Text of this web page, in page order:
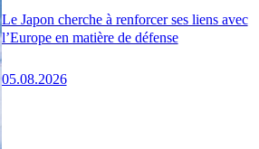
Le Japon cherche à renforcer ses liens avec
l’Europe en matière de défense
05.08.2026